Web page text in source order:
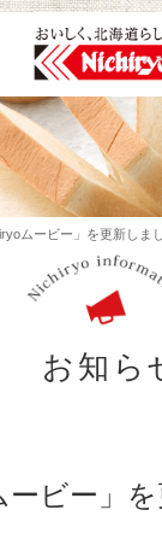
ムービー」を更新しま
お知ら
ービー」